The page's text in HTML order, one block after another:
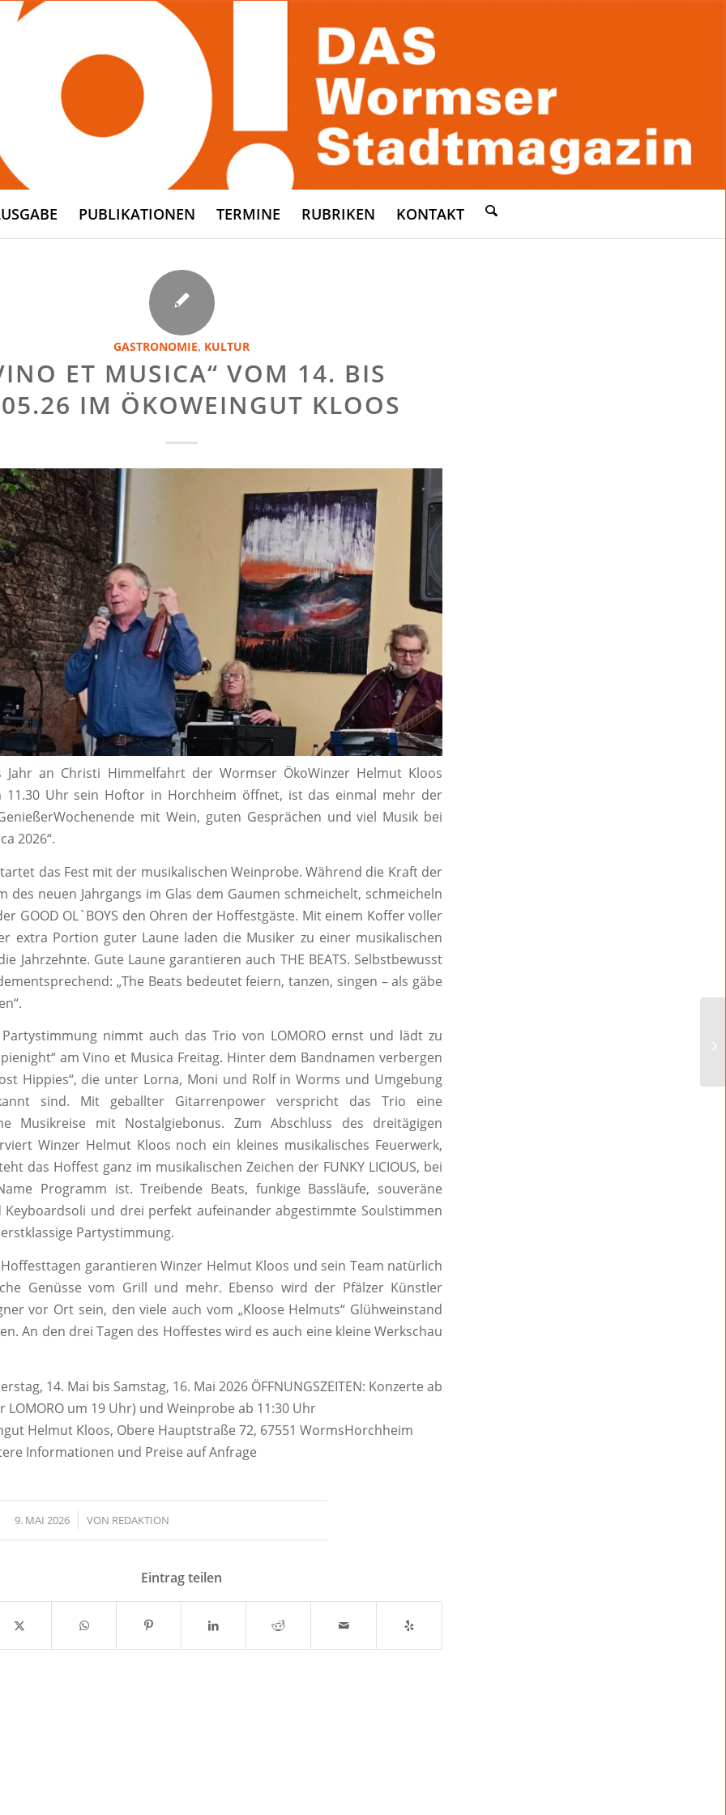
PUBLIKATIONEN TERMINE RUBRIKEN KONTAKT
GASTRONOMIE, KULTUR
ET MUSICA“ VOM 14. BIS
IM ÖKOWEINGUT KLOOS
Jahr an Christi Himmelfahrt der Wormser ÖkoWinzer Helmut Kloos
11.30 Uhr sein Hoftor in Horchheim öffnet, ist das einmal mehr der
mit Wein, guten Gesprächen und viel Musik bei
2026“.
das Fest mit der musikalischen Weinprobe. Während die Kraft der
des neuen Jahrgangs im Glas dem Gaumen schmeichelt, schmeicheln
GOOD OL`BOYS den Ohren der Hoffestgäste. Mit einem Koffer voller
extra Portion guter Laune laden die Musiker zu einer musikalischen
Jahrzehnte. Gute Laune garantieren auch THE BEATS. Selbstbewusst
„The Beats bedeutet feiern, tanzen, singen – als gäbe
nimmt auch das Trio von LOMORO ernst und lädt zu
am Vino et Musica Freitag. Hinter dem Bandnamen verbergen
Hippies“, die unter Lorna, Moni und Rolf in Worms und Umgebung
sind. Mit geballter Gitarrenpower verspricht das Trio eine
Musikreise mit Nostalgiebonus. Zum Abschluss des dreitägigen
Winzer Helmut Kloos noch ein kleines musikalisches Feuerwerk,
das Hoffest ganz im musikalischen Zeichen der FUNKY LICIOUS, bei
Programm ist. Treibende Beats, funkige Bassläufe, souveräne
und drei perfekt aufeinander abgestimmte Soulstimmen
Partystimmung.
garantieren Winzer Helmut Kloos und sein Team natürlich
Genüsse vom Grill und mehr. Ebenso wird der Pfälzer Künstler
vor Ort sein, den viele auch vom „Kloose Helmuts“ Glühweinstand
An den drei Tagen des Hoffestes wird es auch eine kleine Werkschau
14. Mai bis Samstag, 16. Mai 2026 ÖFFNUNGSZEITEN: Konzerte ab
LOMORO um 19 Uhr) und Weinprobe ab 11:30 Uhr
Helmut Kloos, Obere Hauptstraße 72, 67551 WormsHorchheim
Informationen und Preise auf Anfrage
9. MAI 2026
/ VON REDAKTION
Eintrag teilen